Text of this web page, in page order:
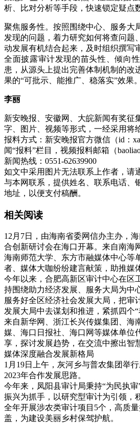
析、比对分析等手段，快速锁定疑点
聚焦服务性。按照围绕中心、服务大
发现的问题，着力研究如何将查问题
动发展有机结合起来，及时组织撰写
全面披露审计发现的苗头性、倾向
患，从源头上提出完善体制机制的改
果的“可批示、能推广、稳落实”效果。
李丽
新安晚报、安徽网、大皖新闻有奖征
字、图片、视频等形式，一经采用将
报料方式：新安晚报官方微信（id：
闻“报料”栏目，视频报料邮箱（
新闻热线：0551-62639900
如文中采用图片无法联系上作者，请
与本网联系，提供姓名、联系电话、
地址，以便支付稿酬。
相关阅读
12月7日，由海南省委网信办主办，
合创新研讨会在海口开幕。来自南海
海南师范大学、东方市融媒体中心等
者、媒体大咖纷纷建言献策，助推媒
今年以来，合肥高新区审计中心在区
持围绕助力经济发展、服务大局为中
服务好全区经济社会发展大局，把审
发展大局中去谋划和推进，紧抓四个“
来自新华网、浙江长兴传媒集团、海
媒、海口日报社、海口网等媒体单位
享，探讨发展趋势，在交流中擦出智
媒体深度融合发展新格局
1月19日上午，灰河乡与普农集团举
2023年合作发展思路。
今年来，凤阳县审计局秉持“为民执
振兴为抓手，以研究型审计为引领，
全年开展涉农类审计项目5个，高质
盖，为建设美丽乡村保驾护航。